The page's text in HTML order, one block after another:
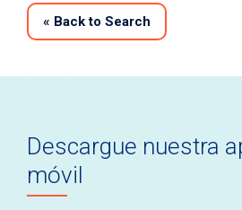
« Back to Search
Descargue nuestra
móvil